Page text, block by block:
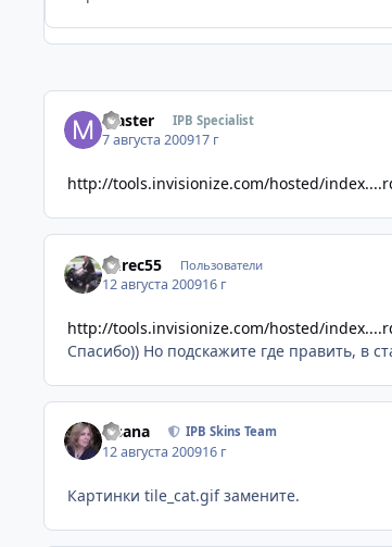
Master IPB Specialist
7 августа 200917 г
http://tools.invisionize.com/hosted/
Yurec55 Пользователи
12 августа 200916 г
http://tools.invisionize.com/hosted/
Спасибо)) Но подскажите где править, в
Fisana IPB Skins Team
12 августа 200916 г
Картинки tile_cat.gif замените.